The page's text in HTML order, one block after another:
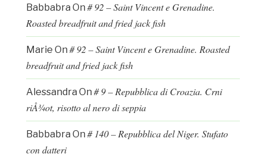
Babbabra On # 92 – Saint Vincent e Grenadine.
Roasted breadfruit and fried jack fish
Marie On # 92 – Saint Vincent e Grenadine. Roasted
breadfruit and fried jack fish
Alessandra On # 9 – Repubblica di Croazia. Crni
riÅ¾ot, risotto al nero di seppia
Babbabra On # 140 – Repubblica del Niger. Stufato
con datteri